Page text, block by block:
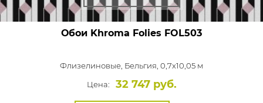
Обои Khroma Folies FOL503
Флизелиновые, Бельгия, 0,7x10,05 м
Цена:
32 747 руб.